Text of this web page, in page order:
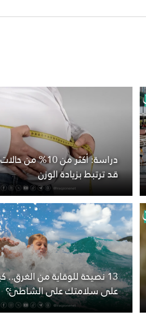
دراسة: أكثر من
قد ترتبط بزيادة الوزن
13 نصيحة للوقاية من
على سلامتك على الشاطئ؟